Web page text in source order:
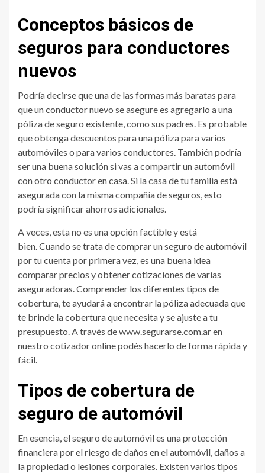
Conceptos básicos de
seguros para conductores
nuevos
Podría decirse que una de las formas más baratas para
que un conductor nuevo se asegure es agregarlo a una
póliza de seguro existente, como sus padres. Es probable
que obtenga descuentos para una póliza para varios
automóviles o para varios conductores. También podría
ser una buena solución si vas a compartir un automóvil
con otro conductor en casa. Si la casa de tu familia está
asegurada con la misma compañía de seguros, esto
podría significar ahorros adicionales.
A veces, esta no es una opción factible y está
bien. Cuando se trata de comprar un seguro de automóvil
por tu cuenta por primera vez, es una buena idea
comparar precios y obtener cotizaciones de varias
aseguradoras. Comprender los diferentes tipos de
cobertura, te ayudará a encontrar la póliza adecuada que
te brinde la cobertura que necesita y se ajuste a tu
presupuesto. A través dewww.segurarse.com.aren
nuestro cotizador online podés hacerlo de forma rápida y
fácil.
Tipos de cobertura de
seguro de automóvil
En esencia, el seguro de automóvil es una protección
financiera por el riesgo de daños en el automóvil, daños a
la propiedad o lesiones corporales. Existen varios tipos